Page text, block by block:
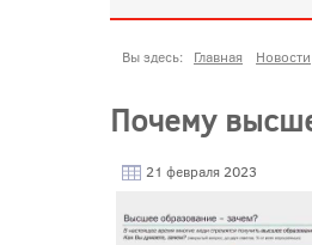
Вы здесь: Главная Новости
Почему
21 февраля 2023